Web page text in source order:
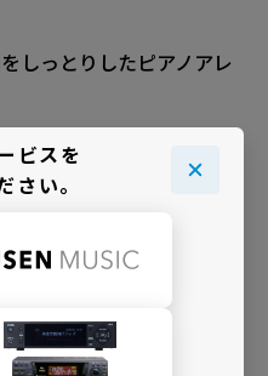
しっとりしたピアノアレ
ビスを
さい。